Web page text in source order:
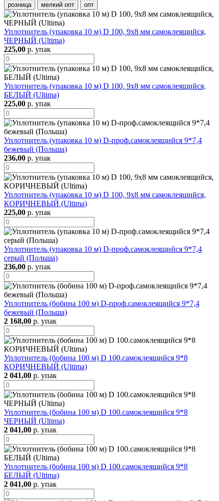
розница мелкий опт опт
Уплотнитель (упаковка 10 м) D 100, 9x8 мм самоклеящийся,
ЧЕРНЫЙ (Ultima)
225,00 р. упак
Уплотнитель (упаковка 10 м) D 100, 9x8 мм самоклеящийся,
БЕЛЫЙ (Ultima)
225,00 р. упак
Уплотнитель (упаковка 10 м) D-проф.самоклеящийся 9*7,4
бежевый (Польша)
236,00 р. упак
Уплотнитель (упаковка 10 м) D 100, 9x8 мм самоклеящийся,
КОРИЧНЕВЫЙ (Ultima)
225,00 р. упак
Уплотнитель (упаковка 10 м) D-проф.самоклеящийся 9*7,4
серый (Польша)
236,00 р. упак
Уплотнитель (бобина 100 м) D-проф.самоклеящийся 9*7,4
бежевый (Польша)
2 168,00 р. упак
Уплотнитель (бобина 100 м) D 100.самоклеящийся 9*8
КОРИЧНЕВЫЙ (Ultima)
2 041,00 р. упак
Уплотнитель (бобина 100 м) D 100.самоклеящийся 9*8
ЧЕРНЫЙ (Ultima)
2 041,00 р. упак
Уплотнитель (бобина 100 м) D 100.самоклеящийся 9*8
БЕЛЫЙ (Ultima)
2 041,00 р. упак